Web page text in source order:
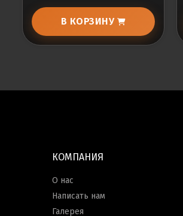
В КОРЗИНУ
КОМПАНИЯ
О нас
Написать нам
Галерея